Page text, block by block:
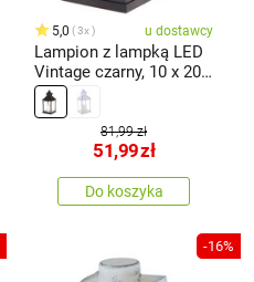
5,0 3x u dostawcy
Lampion z lampką LED
Vintage czarny, 10 x 20 x
10cm, ciepła biel,
plastik
81,99 zł
51,99zł
Do koszyka
-16%